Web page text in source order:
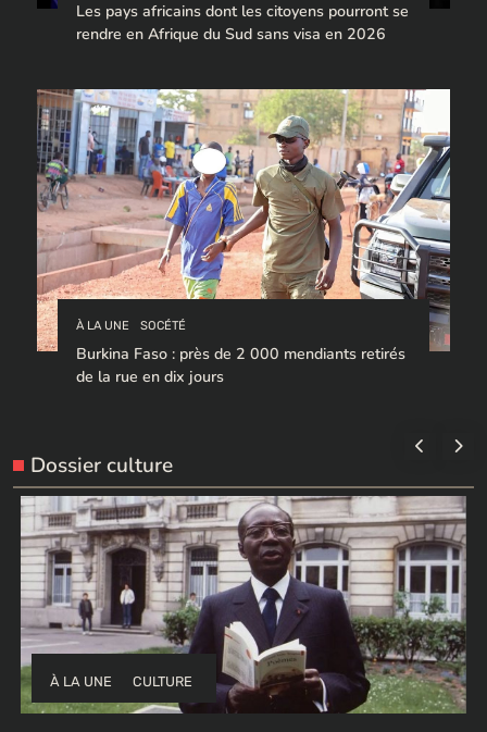
Les pays africains dont les citoyens pourront se
rendre en Afrique du Sud sans visa en 2026
À LA UNE SOCÉTÉ
Burkina Faso : près de 2 000 mendiants retirés
de la rue en dix jours
Dossier culture
À LA UNE CULTURE